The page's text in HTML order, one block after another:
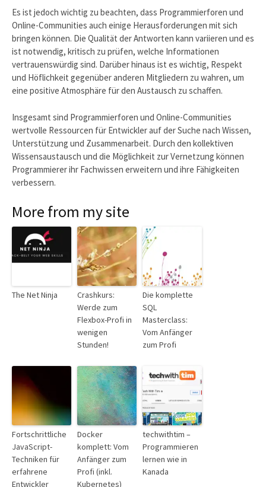
Es ist jedoch wichtig zu beachten, dass Programmierforen und
Online-Communities auch einige Herausforderungen mit sich
bringen können. Die Qualität der Antworten kann variieren und es
ist notwendig, kritisch zu prüfen, welche Informationen
vertrauenswürdig sind. Darüber hinaus ist es wichtig, Respekt
und Höflichkeit gegenüber anderen Mitgliedern zu wahren, um
eine positive Atmosphäre für den Austausch zu schaffen.
Insgesamt sind Programmierforen und Online-Communities
wertvolle Ressourcen für Entwickler auf der Suche nach Wissen,
Unterstützung und Zusammenarbeit. Durch den kollektiven
Wissensaustausch und die Möglichkeit zur Vernetzung können
Programmierer ihr Fachwissen erweitern und ihre Fähigkeiten
verbessern.
More from my site
The Net Ninja
Crashkurs:
Werde zum
Flexbox-Profi in
wenigen
Stunden!
Die komplette
SQL
Masterclass:
Vom Anfänger
zum Profi
Fortschrittliche
JavaScript-
Techniken für
erfahrene
Entwickler
Docker
komplett: Vom
Anfänger zum
Profi (inkl.
Kubernetes)
techwithtim –
Programmieren
lernen wie in
Kanada